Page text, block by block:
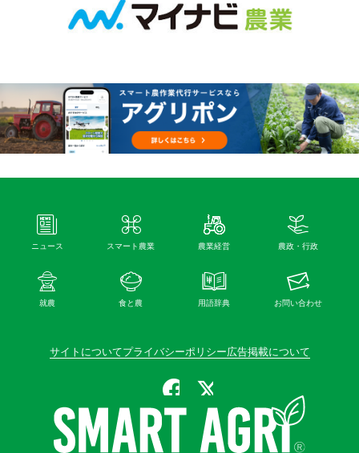
ニュース スマート農業 農業経営 農政・行政
就農 食と農 用語辞典 お問い合わせ
サイトについてプライバシーポリシー広告掲載について
公式Facebook